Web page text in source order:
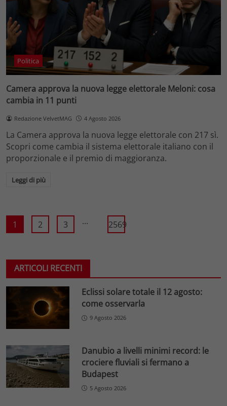
Politica
Camera approva la nuova legge elettorale Meloni: cosa
cambia in 11 punti
Redazione VelvetMAG 4 Agosto 2026
La Camera approva la nuova legge elettorale con 217 sì.
Scopri come cambia il sistema elettorale italiano con il
proporzionale e il premio di maggioranza.
Leggi di più
1 2 3 ... 2569
ARTICOLI RECENTI
Eclissi solare totale il 12 agosto:
come osservarla
9 Agosto 2026
Danubio a livelli minimi record: le
crociere fluviali si fermano a
Budapest
5 Agosto 2026